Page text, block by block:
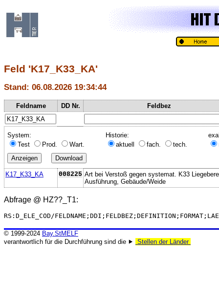
Feld 'K17_K33_KA'
Stand: 06.08.2026 19:34:44
Feldname DD Nr. Feldbez
System:
Test
Prod. Wart.
Historie:
aktuell
fach. tech.
K17_K33_KA 008225 Art bei Verstoß gegen systemat. K33
Ausführung, Gebäude/Weide
Abfrage @ HZ??_T1:
RS:D_ELE_COD/
© 1999-2024 Bay.StMELF
verantwortlich für die Durchführung sind die ⯈
Stellen der Länder